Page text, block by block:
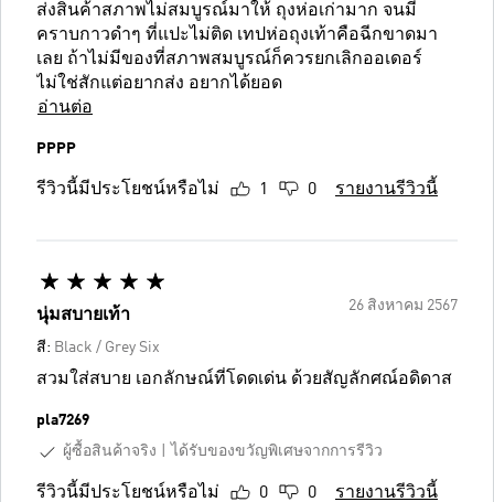
ส่งสินค้าสภาพไม่สมบูรณ์มาให้ ถุงห่อเก่ามาก จนมี
คราบกาวดำๆ ที่แปะไม่ติด เทปห่อถุงเท้าคือฉีกขาดมา
เลย ถ้าไม่มีของที่สภาพสมบูรณ์ก็ควรยกเลิกออเดอร์
ไม่ใช่สักแต่อยากส่ง อยากได้ยอด
อ่านต่อ
PPPP
รีวิวนี้มีประโยชน์หรือไม่ 1 0 รายงานรีวิวนี้
26 สิงหาคม 2567
นุ่มสบายเท้า
สี: Black / Grey Six
สวมใส่สบาย เอกลักษณ์ที่โดดเด่น ด้วยสัญลักศณ์อดิดาส
pla7269
ผู้ซื้อสินค้าจริง
ได้รับของขวัญพิเศษจากการรีวิว
รีวิวนี้มีประโยชน์หรือไม่ 0 0 รายงานรีวิวนี้